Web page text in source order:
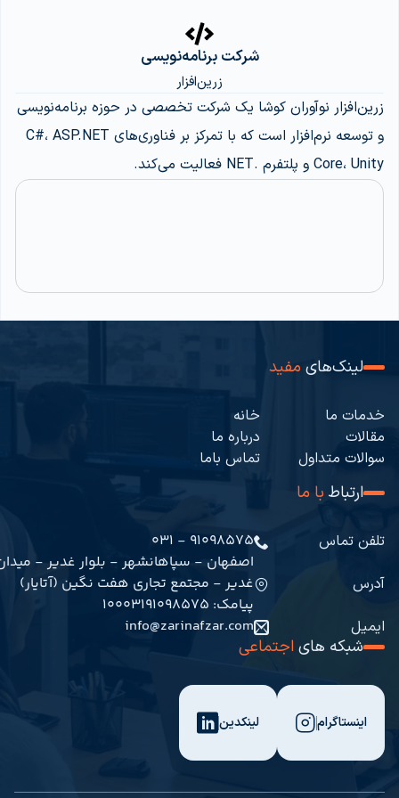
شرکت برنامه‌نویسی
زرین‌افزار
زرین‌افزار نوآوران کوشا یک شرکت تخصصی در حوزه برنامه‌نویسی
و توسعه نرم‌افزار است که با تمرکز بر فناوری‌های C#، ASP.NET
Core، Unity و پلتفرم .NET فعالیت می‌کند.
لینک‌های مفید
خدمات ما
خانه
مقالات
درباره ما
سوالات متداول
تماس باما
ارتباط با ما
تلفن تماس 91098575 - 031
آدرس
اصفهان - سپاهانشهر - بلوار غدیر -
غدیر - مجتمع تجاری هفت نگین (آتایار)
پیامک: 10003191098575
ایمیل info@zarinafzar.com
شبکه هایاجتماعی
اینستاگرام لینکدین